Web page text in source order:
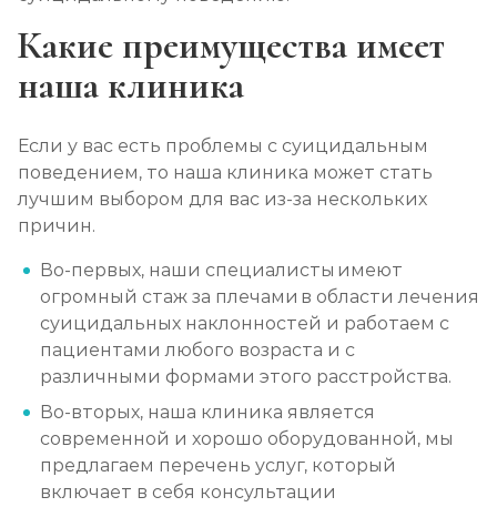
Какие преимущества имеет
наша клиника
Если у вас есть проблемы с суицидальным
поведением, то наша клиника может стать
лучшим выбором для вас из-за нескольких
причин.
Во-первых, наши специалисты имеют
огромный стаж за плечами в области лечения
суицидальных наклонностей и работаем с
пациентами любого возраста и с
различными формами этого расстройства.
Во-вторых, наша клиника является
современной и хорошо оборудованной, мы
предлагаем перечень услуг, который
включает в себя консультации